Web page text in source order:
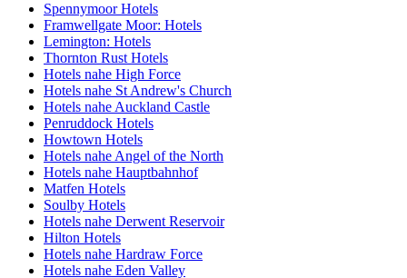
Spennymoor Hotels
Framwellgate Moor: Hotels
Lemington: Hotels
Thornton Rust Hotels
Hotels nahe High Force
Hotels nahe St Andrew's Church
Hotels nahe Auckland Castle
Penruddock Hotels
Howtown Hotels
Hotels nahe Angel of the North
Hotels nahe Hauptbahnhof
Matfen Hotels
Soulby Hotels
Hotels nahe Derwent Reservoir
Hilton Hotels
Hotels nahe Hardraw Force
Hotels nahe Eden Valley